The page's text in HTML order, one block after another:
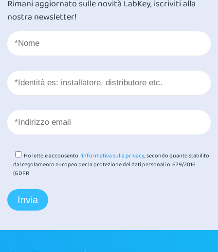
Rimani aggiornato sulle novità LabKey, iscriviti alla
nostra newsletter!
Ho letto e acconsento l'informativa sulla privacy, secondo quanto stabilito
dal regolamento europeo per la protezione dei dati personali n. 679/2016
(GDPR